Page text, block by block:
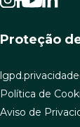
Proteção
Política de
Aviso de